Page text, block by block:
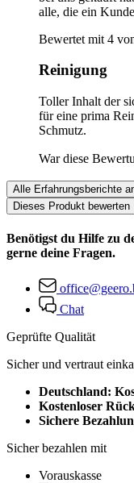
alle, die ein
Bewertet mit 4
Reinigung
Toller Inhalt der
für eine prima
Schmutz.
War diese
Alle Erfahrungsberichte
Dieses Produkt bewerten
Benötigst du Hilfe zu
gerne deine Fragen.
Chat
Geprüfte Qualität
Sicher und vertraut
Deutschland:
Kostenloser
Sichere
Sicher bezahlen mit
Vorauskasse